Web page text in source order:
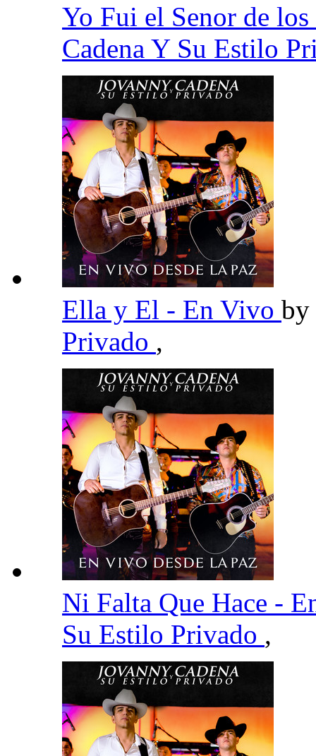
Yo Fui el Senor de
Cadena Y Su Estilo
Ella y El - En Vivo by
Privado ,
Ni Falta Que Hace -
Su Estilo Privado ,